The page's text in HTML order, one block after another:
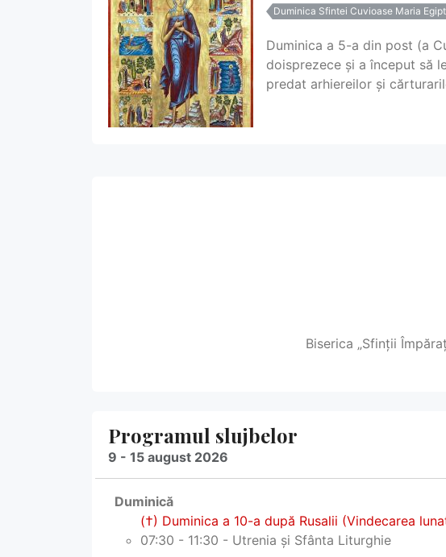
Duminica Sfintei Cuvioase Maria
Duminica a 5-a din post (a
doisprezece și a început să
predat arhiereilor și
Biserica „Sfinții
Programul slujbelor
9 - 15 august 2026
Duminică
(†) Duminica a 10-a după Rusalii (Vindecarea
07:30 - 11:30 - Utrenia și Sfânta Liturghie